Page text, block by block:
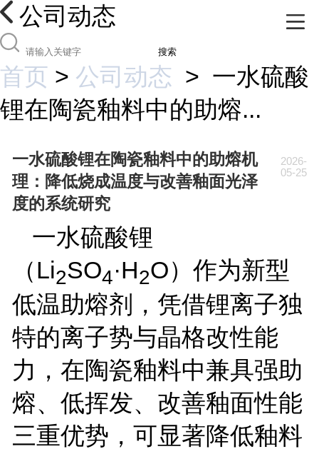
公司动态
搜索
首页 > 公司动态 > 一水硫酸
锂在陶瓷釉料中的助熔...
一水硫酸锂在陶瓷釉料中的助熔机
理：降低烧成温度与改善釉面光泽
度的系统研究
2026-
05-25
一水硫酸锂
（Li2SO4·H2O）作为新型
低温助熔剂，凭借锂离子独
特的离子势与晶格改性能
力，在陶瓷釉料中兼具强助
熔、低挥发、改善釉面性能
三重优势，可显著降低釉料